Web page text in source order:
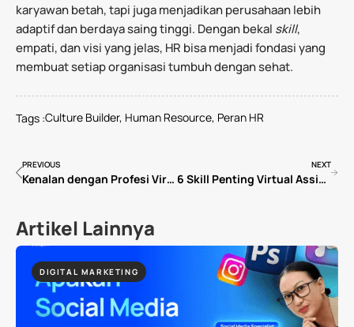
karyawan betah, tapi juga menjadikan perusahaan lebih
adaptif dan berdaya saing tinggi. Dengan bekal skill,
empati, dan visi yang jelas, HR bisa menjadi fondasi yang
membuat setiap organisasi tumbuh dengan sehat.
Tags :Culture Builder, Human Resource, Peran HR
PREVIOUS
Kenalan dengan Profesi Virtual Assistant: Si Serba Bisa yang Bekerja di Dunia Digital dari Mana Saja
NEXT
6 Skill Penting Virtual Assistant agar Bisa Bersaing di Pasar Internasional
Artikel Lainnya
DIGITAL MARKETING